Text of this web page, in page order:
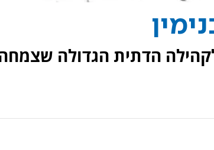
הדתית הגדולה